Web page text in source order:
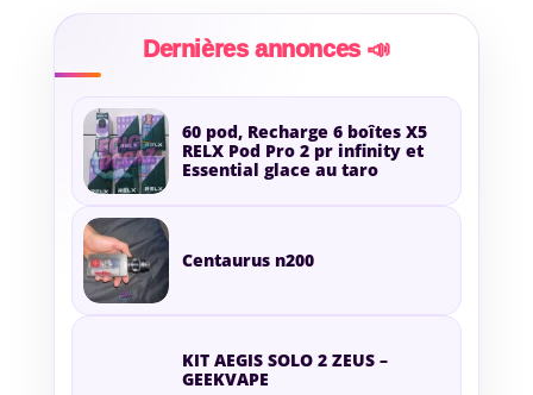
Dernières annonces 📣
60 pod, Recharge 6 boîtes X5
RELX Pod Pro 2 pr infinity et
Essential glace au taro
Centaurus n200
KIT AEGIS SOLO 2 ZEUS –
GEEKVAPE